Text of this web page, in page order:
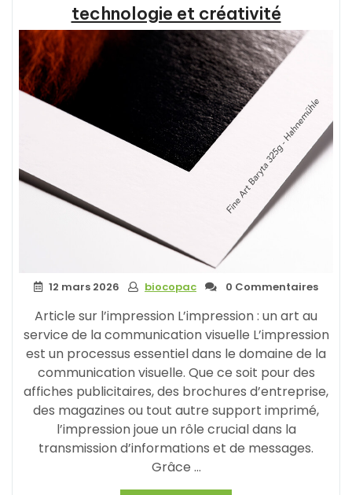
entre
tradition
et
modernité »
technologie et créativité
12 mars 2026 biocopac 0 Commentaires
Article sur l’impression L’impression : un art au
service de la communication visuelle L’impression
est un processus essentiel dans le domaine de la
communication visuelle. Que ce soit pour des
affiches publicitaires, des brochures d’entreprise,
des magazines ou tout autre support imprimé,
l’impression joue un rôle crucial dans la
transmission d’informations et de messages.
Grâce …